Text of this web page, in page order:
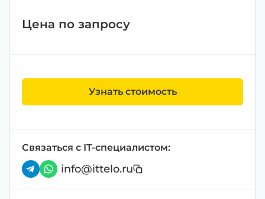
Цена по запросу
Узнать стоимость
Связаться с IT-специалистом:
info@ittelo.ru